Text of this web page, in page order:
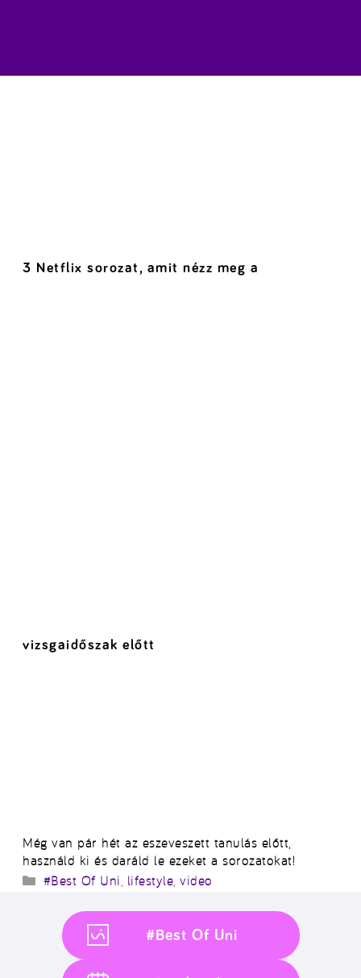
3 Netflix sorozat, amit nézz meg a
vizsgaidőszak előtt
Még van pár hét az eszeveszett tanulás előtt,
használd ki és daráld le ezeket a sorozatokat!
Kategória
#Best Of Uni lifestyle ,video
#Best Of Uni